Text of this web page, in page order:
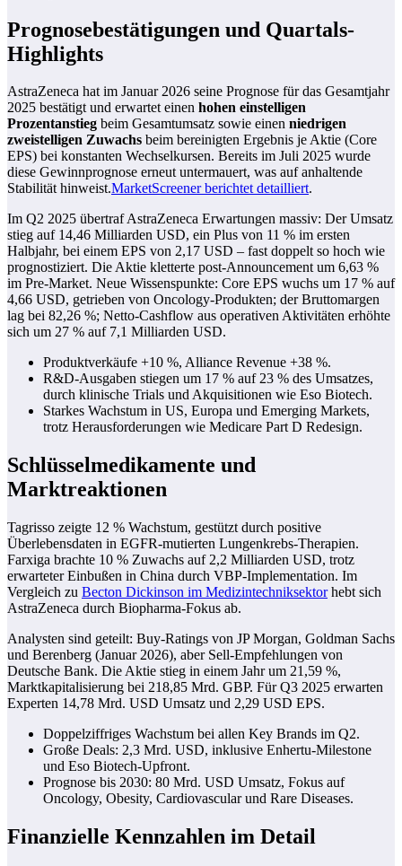
Prognosebestätigungen und Quartals-
Highlights
AstraZeneca hat im Januar 2026 seine Prognose für das Gesamtjahr
2025 bestätigt und erwartet einen hohen einstelligen
Prozentanstieg beim Gesamtumsatz sowie einen niedrigen
zweistelligen Zuwachs beim bereinigten Ergebnis je Aktie (Core
EPS) bei konstanten Wechselkursen. Bereits im Juli 2025 wurde
diese Gewinnprognose erneut untermauert, was auf anhaltende
Stabilität hinweist.MarketScreener berichtet detailliert.
Im Q2 2025 übertraf AstraZeneca Erwartungen massiv: Der Umsatz
stieg auf 14,46 Milliarden USD, ein Plus von 11 % im ersten
Halbjahr, bei einem EPS von 2,17 USD – fast doppelt so hoch wie
prognostiziert. Die Aktie kletterte post-Announcement um 6,63 %
im Pre-Market. Neue Wissenspunkte: Core EPS wuchs um 17 % auf
4,66 USD, getrieben von Oncology-Produkten; der Bruttomargen
lag bei 82,26 %; Netto-Cashflow aus operativen Aktivitäten erhöhte
sich um 27 % auf 7,1 Milliarden USD.
Produktverkäufe +10 %, Alliance Revenue +38 %.
R&D-Ausgaben stiegen um 17 % auf 23 % des Umsatzes,
durch klinische Trials und Akquisitionen wie Eso Biotech.
Starkes Wachstum in US, Europa und Emerging Markets,
trotz Herausforderungen wie Medicare Part D Redesign.
Schlüsselmedikamente und
Marktreaktionen
Tagrisso zeigte 12 % Wachstum, gestützt durch positive
Überlebensdaten in EGFR-mutierten Lungenkrebs-Therapien.
Farxiga brachte 10 % Zuwachs auf 2,2 Milliarden USD, trotz
erwarteter Einbußen in China durch VBP-Implementation. Im
Vergleich zu Becton Dickinson im Medizintechniksektorhebt sich
AstraZeneca durch Biopharma-Fokus ab.
Analysten sind geteilt: Buy-Ratings von JP Morgan, Goldman Sachs
und Berenberg (Januar 2026), aber Sell-Empfehlungen von
Deutsche Bank. Die Aktie stieg in einem Jahr um 21,59 %,
Marktkapitalisierung bei 218,85 Mrd. GBP. Für Q3 2025 erwarten
Experten 14,78 Mrd. USD Umsatz und 2,29 USD EPS.
Doppelziffriges Wachstum bei allen Key Brands im Q2.
Große Deals: 2,3 Mrd. USD, inklusive Enhertu-Milestone
und Eso Biotech-Upfront.
Prognose bis 2030: 80 Mrd. USD Umsatz, Fokus auf
Oncology, Obesity, Cardiovascular und Rare Diseases.
Finanzielle Kennzahlen im Detail